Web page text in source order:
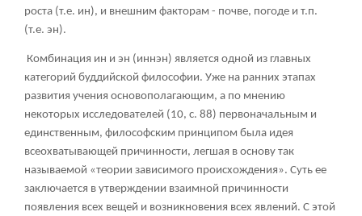
роста (т.е. ин), и внешним факторам - почве, погоде и т.п.
(т.е. эн).
Комбинация ин и эн (иннэн) является одной из главных
категорий буддийской философии. Уже на ранних этапах
развития учения основополагающим, а по мнению
некоторых исследователей (10, с. 88) первоначальным и
единственным, философским принципом была идея
всеохватывающей причинности, легшая в основу так
называемой «теории зависимого происхождения». Суть ее
заключается в утверждении взаимной причинности
появления всех вещей и возникновения всех явлений. С этой